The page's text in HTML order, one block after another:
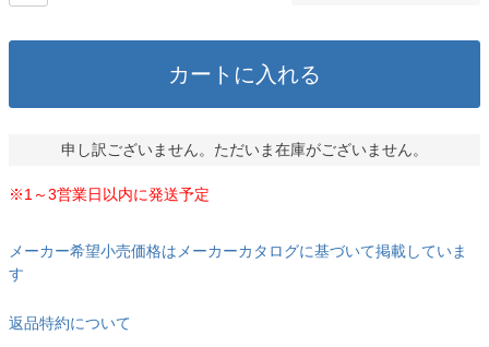
カートに入れる
申し訳ございません。ただいま在庫がございません。
※1～3営業日以内に発送予定
メーカー希望小売価格はメーカーカタログに基づいて掲載していま
す
返品特約について